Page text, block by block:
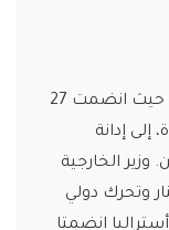
إنهاء الحرب في غزة مطلب دولي متزايد، حيث انضمت 27
إلى إدانة
الخارجية
وتحرك دولي
انضمتا